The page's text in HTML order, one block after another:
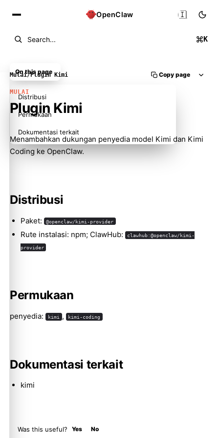
OpenClaw
Search... K
🇮🇩
Mulai/Plugin Kimi Copy page
MULAI
Plugin Kimi
Menambahkan dukungan penyedia model Kimi dan Kimi
Coding ke OpenClaw.
Distribusi
Paket: @openclaw/kimi-provider
Rute instalasi: npm; ClawHub: clawhub:@openclaw/kimi-
provider
Permukaan
penyedia: kimi , kimi-coding
Dokumentasi terkait
kimi
Was this useful? Yes No
On this page
Distribusi
Permukaan
Dokumentasi terkait